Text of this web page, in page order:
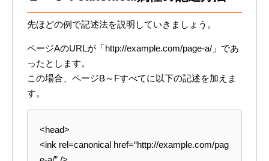
先ほどの例で記述法を説明していきましょう。
ページAのURLが「http://example.com/page-a/」であ
ったとします。
この場合、ページB～Fすべてに以下の記述を加えま
す。
<head>
<ink rel=canonical href=“http://example.com/pag